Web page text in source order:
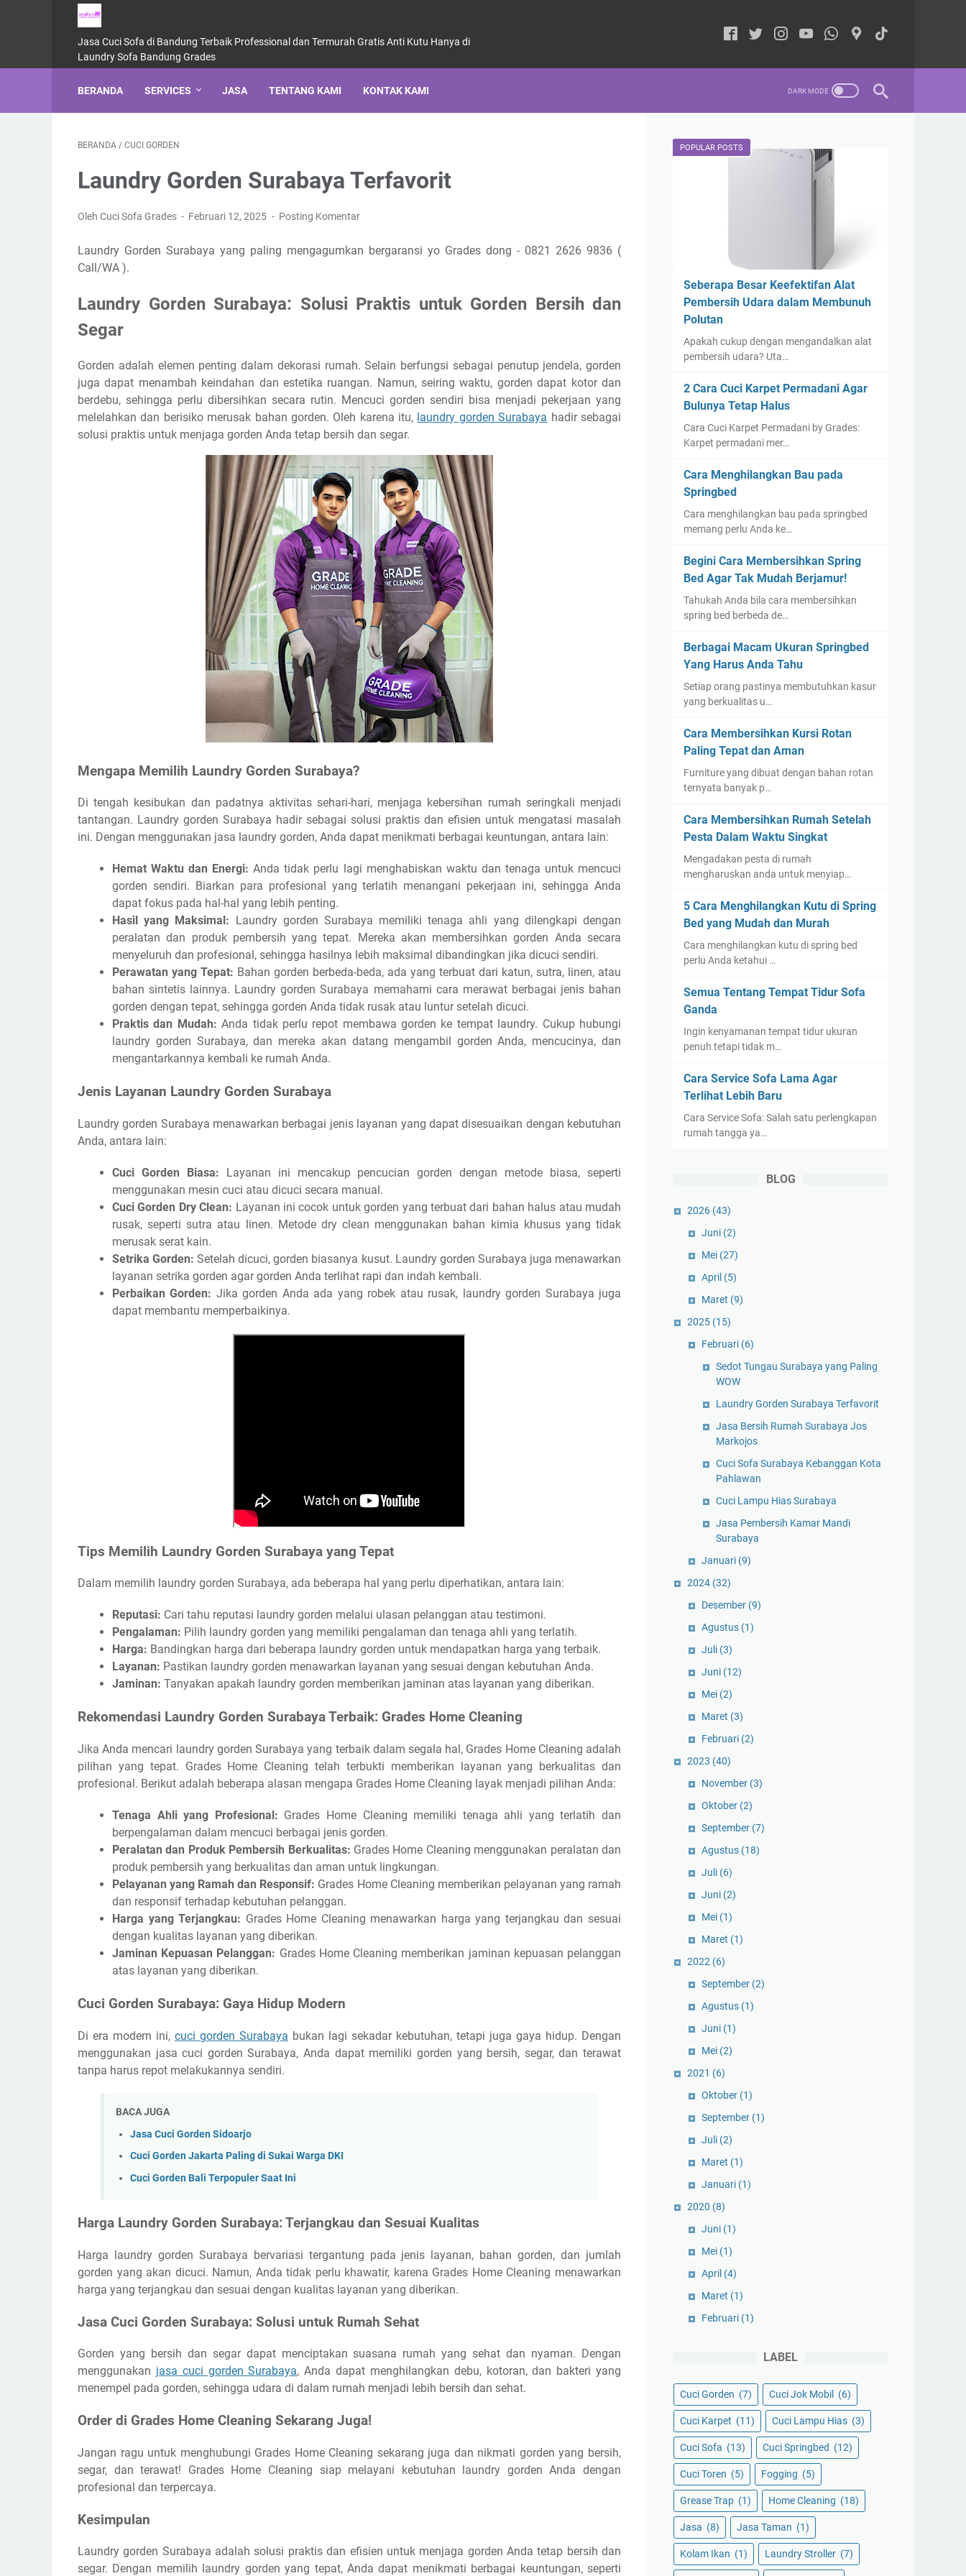
Jasa Cuci Sofa di Bandung Terbaik Professional dan Termurah Gratis Anti Kutu Hanya di
Laundry Sofa Bandung Grades
BERANDA SERVICES JASA TENTANG KAMI KONTAK KAMI
BERANDA / CUCI GORDEN
Laundry Gorden Surabaya Terfavorit
Oleh Cuci Sofa Grades Februari 12, 2025 Posting Komentar
Laundry Gorden Surabaya yang paling mengagumkan bergaransi yo Grades dong - 0821 2626 9836 (
Call/WA ).
Laundry Gorden Surabaya: Solusi Praktis untuk Gorden Bersih dan
Segar
Gorden adalah elemen penting dalam dekorasi rumah. Selain berfungsi sebagai penutup jendela, gorden
juga dapat menambah keindahan dan estetika ruangan. Namun, seiring waktu, gorden dapat kotor dan
berdebu, sehingga perlu dibersihkan secara rutin. Mencuci gorden sendiri bisa menjadi pekerjaan yang
melelahkan dan berisiko merusak bahan gorden. Oleh karena itu, laundry gorden Surabaya hadir sebagai
solusi praktis untuk menjaga gorden Anda tetap bersih dan segar.
Mengapa Memilih Laundry Gorden Surabaya?
Di tengah kesibukan dan padatnya aktivitas sehari-hari, menjaga kebersihan rumah seringkali menjadi
tantangan. Laundry gorden Surabaya hadir sebagai solusi praktis dan efisien untuk mengatasi masalah
ini. Dengan menggunakan jasa laundry gorden, Anda dapat menikmati berbagai keuntungan, antara lain:
Hemat Waktu dan Energi: Anda tidak perlu lagi menghabiskan waktu dan tenaga untuk mencuci
gorden sendiri. Biarkan para profesional yang terlatih menangani pekerjaan ini, sehingga Anda
dapat fokus pada hal-hal yang lebih penting.
Hasil yang Maksimal: Laundry gorden Surabaya memiliki tenaga ahli yang dilengkapi dengan
peralatan dan produk pembersih yang tepat. Mereka akan membersihkan gorden Anda secara
menyeluruh dan profesional, sehingga hasilnya lebih maksimal dibandingkan jika dicuci sendiri.
Perawatan yang Tepat: Bahan gorden berbeda-beda, ada yang terbuat dari katun, sutra, linen, atau
bahan sintetis lainnya. Laundry gorden Surabaya memahami cara merawat berbagai jenis bahan
gorden dengan tepat, sehingga gorden Anda tidak rusak atau luntur setelah dicuci.
Praktis dan Mudah: Anda tidak perlu repot membawa gorden ke tempat laundry. Cukup hubungi
laundry gorden Surabaya, dan mereka akan datang mengambil gorden Anda, mencucinya, dan
mengantarkannya kembali ke rumah Anda.
Jenis Layanan Laundry Gorden Surabaya
Laundry gorden Surabaya menawarkan berbagai jenis layanan yang dapat disesuaikan dengan kebutuhan
Anda, antara lain:
Cuci Gorden Biasa: Layanan ini mencakup pencucian gorden dengan metode biasa, seperti
menggunakan mesin cuci atau dicuci secara manual.
Cuci Gorden Dry Clean: Layanan ini cocok untuk gorden yang terbuat dari bahan halus atau mudah
rusak, seperti sutra atau linen. Metode dry clean menggunakan bahan kimia khusus yang tidak
merusak serat kain.
Setrika Gorden: Setelah dicuci, gorden biasanya kusut. Laundry gorden Surabaya juga menawarkan
layanan setrika gorden agar gorden Anda terlihat rapi dan indah kembali.
Perbaikan Gorden: Jika gorden Anda ada yang robek atau rusak, laundry gorden Surabaya juga
dapat membantu memperbaikinya.
Tips Memilih Laundry Gorden Surabaya yang Tepat
Dalam memilih laundry gorden Surabaya, ada beberapa hal yang perlu diperhatikan, antara lain:
Reputasi: Cari tahu reputasi laundry gorden melalui ulasan pelanggan atau testimoni.
Pengalaman: Pilih laundry gorden yang memiliki pengalaman dan tenaga ahli yang terlatih.
Harga: Bandingkan harga dari beberapa laundry gorden untuk mendapatkan harga yang terbaik.
Layanan: Pastikan laundry gorden menawarkan layanan yang sesuai dengan kebutuhan Anda.
Jaminan: Tanyakan apakah laundry gorden memberikan jaminan atas layanan yang diberikan.
Rekomendasi Laundry Gorden Surabaya Terbaik: Grades Home Cleaning
Jika Anda mencari laundry gorden Surabaya yang terbaik dalam segala hal, Grades Home Cleaning adalah
pilihan yang tepat. Grades Home Cleaning telah terbukti memberikan layanan yang berkualitas dan
profesional. Berikut adalah beberapa alasan mengapa Grades Home Cleaning layak menjadi pilihan Anda:
Tenaga Ahli yang Profesional: Grades Home Cleaning memiliki tenaga ahli yang terlatih dan
berpengalaman dalam mencuci berbagai jenis gorden.
Peralatan dan Produk Pembersih Berkualitas: Grades Home Cleaning menggunakan peralatan dan
produk pembersih yang berkualitas dan aman untuk lingkungan.
Pelayanan yang Ramah dan Responsif: Grades Home Cleaning memberikan pelayanan yang ramah
dan responsif terhadap kebutuhan pelanggan.
Harga yang Terjangkau: Grades Home Cleaning menawarkan harga yang terjangkau dan sesuai
dengan kualitas layanan yang diberikan.
Jaminan Kepuasan Pelanggan: Grades Home Cleaning memberikan jaminan kepuasan pelanggan
atas layanan yang diberikan.
Cuci Gorden Surabaya: Gaya Hidup Modern
Di era modern ini, cuci gorden Surabaya bukan lagi sekadar kebutuhan, tetapi juga gaya hidup. Dengan
menggunakan jasa cuci gorden Surabaya, Anda dapat memiliki gorden yang bersih, segar, dan terawat
tanpa harus repot melakukannya sendiri.
BACA JUGA
Jasa Cuci Gorden Sidoarjo
Cuci Gorden Jakarta Paling di Sukai Warga DKI
Cuci Gorden Bali Terpopuler Saat Ini
Harga Laundry Gorden Surabaya: Terjangkau dan Sesuai Kualitas
Harga laundry gorden Surabaya bervariasi tergantung pada jenis layanan, bahan gorden, dan jumlah
gorden yang akan dicuci. Namun, Anda tidak perlu khawatir, karena Grades Home Cleaning menawarkan
harga yang terjangkau dan sesuai dengan kualitas layanan yang diberikan.
Jasa Cuci Gorden Surabaya: Solusi untuk Rumah Sehat
Gorden yang bersih dan segar dapat menciptakan suasana rumah yang sehat dan nyaman. Dengan
menggunakan jasa cuci gorden Surabaya, Anda dapat menghilangkan debu, kotoran, dan bakteri yang
menempel pada gorden, sehingga udara di dalam rumah menjadi lebih bersih dan sehat.
Order di Grades Home Cleaning Sekarang Juga!
Jangan ragu untuk menghubungi Grades Home Cleaning sekarang juga dan nikmati gorden yang bersih,
segar, dan terawat! Grades Home Cleaning siap melayani kebutuhan laundry gorden Anda dengan
profesional dan terpercaya.
Kesimpulan
Laundry gorden Surabaya adalah solusi praktis dan efisien untuk menjaga gorden Anda tetap bersih dan
segar. Dengan memilih laundry gorden yang tepat, Anda dapat menikmati berbagai keuntungan, seperti
POPULAR POSTS
Seberapa Besar Keefektifan Alat
Pembersih Udara dalam Membunuh
Polutan
Apakah cukup dengan mengandalkan alat
pembersih udara? Uta…
2 Cara Cuci Karpet Permadani Agar
Bulunya Tetap Halus
Cara Cuci Karpet Permadani by Grades:
Karpet permadani mer…
Cara Menghilangkan Bau pada
Springbed
Cara menghilangkan bau pada springbed
memang perlu Anda ke…
Begini Cara Membersihkan Spring
Bed Agar Tak Mudah Berjamur!
Tahukah Anda bila cara membersihkan
spring bed berbeda de…
Berbagai Macam Ukuran Springbed
Yang Harus Anda Tahu
Setiap orang pastinya membutuhkan kasur
yang berkualitas u…
Cara Membersihkan Kursi Rotan
Paling Tepat dan Aman
Furniture yang dibuat dengan bahan rotan
ternyata banyak p…
Cara Membersihkan Rumah Setelah
Pesta Dalam Waktu Singkat
Mengadakan pesta di rumah
mengharuskan anda untuk menyiap…
5 Cara Menghilangkan Kutu di Spring
Bed yang Mudah dan Murah
Cara menghilangkan kutu di spring bed
perlu Anda ketahui …
Semua Tentang Tempat Tidur Sofa
Ganda
Ingin kenyamanan tempat tidur ukuran
penuh tetapi tidak m…
Cara Service Sofa Lama Agar
Terlihat Lebih Baru
Cara Service Sofa: Salah satu perlengkapan
rumah tangga ya…
BLOG
2026 (43)
Juni (2)
Mei (27)
April (5)
Maret (9)
2025 (15)
Februari (6)
Sedot Tungau Surabaya yang Paling
WOW
Laundry Gorden Surabaya Terfavorit
Jasa Bersih Rumah Surabaya Jos
Markojos
Cuci Sofa Surabaya Kebanggan Kota
Pahlawan
Cuci Lampu Hias Surabaya
Jasa Pembersih Kamar Mandi
Surabaya
Januari (9)
2024 (32)
Desember (9)
Agustus (1)
Juli (3)
Juni (12)
Mei (2)
Maret (3)
Februari (2)
2023 (40)
November (3)
Oktober (2)
September (7)
Agustus (18)
Juli (6)
Juni (2)
Mei (1)
Maret (1)
2022 (6)
September (2)
Agustus (1)
Juni (1)
Mei (2)
2021 (6)
Oktober (1)
September (1)
Juli (2)
Maret (1)
Januari (1)
2020 (8)
Juni (1)
Mei (1)
April (4)
Maret (1)
Februari (1)
LABEL
Cuci Gorden (7) Cuci Jok Mobil (6)
Cuci Karpet (11) Cuci Lampu Hias (3)
Cuci Sofa (13) Cuci Springbed (12)
Cuci Toren (5) Fogging (5)
Grease Trap (1) Home Cleaning (18)
Jasa (8) Jasa Taman (1)
Kolam Ikan (1) Laundry Stroller (7)